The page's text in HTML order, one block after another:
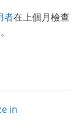
者在上個月檢查